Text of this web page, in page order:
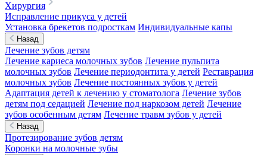
Хирургия
Исправление прикуса у детей
Установка брекетов подросткам Индивидуальные капы
Назад
Лечение зубов детям
Лечение кариеса молочных зубов Лечение пульпита
молочных зубов Лечение периодонтита у детей Реставрация
молочных зубов Лечение постоянных зубов у детей
Адаптация детей к лечению у стоматолога Лечение зубов
детям под седацией Лечение под наркозом детей Лечение
зубов особенным детям Лечение травм зубов у детей
Назад
Протезирование зубов детям
Коронки на молочные зубы